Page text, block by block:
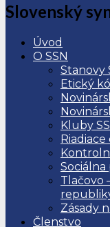
Slovenský
Úvod
O SSN
Stanovy
Etický
Kluby
Riadiace
Tlačovo
Zásady
Členstvo